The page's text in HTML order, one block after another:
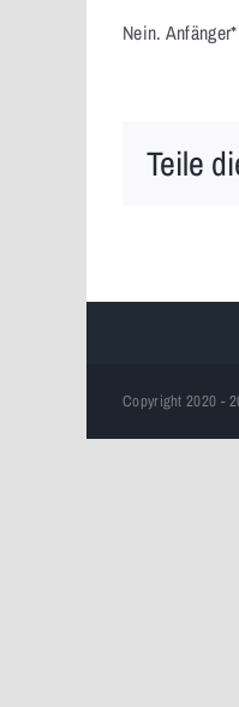
Nein.
Teile
Copyright 2020 -